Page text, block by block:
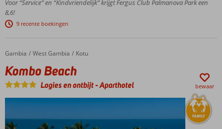
helderblauw
zand
Gezellige
boulevard
restaurants,
terrasjes en
winkels
splash pool!
Voor “Service” en “Kindvriendelijk” krijgt Fergus Club Palmanova Park een
8,6!
9 recente boekingen
Home
Gambia West Gambia Kotu
Kombo Beach
Kombo Beach
Logies en ontbijt-Aparthotel bewaar